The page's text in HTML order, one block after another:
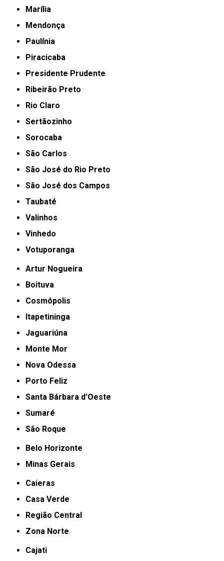
Marília
Mendonça
Paulínia
Piracicaba
Presidente Prudente
Ribeirão Preto
Rio Claro
Sertãozinho
Sorocaba
São Carlos
São José do Rio Preto
São José dos Campos
Taubaté
Valinhos
Vinhedo
Votuporanga
Artur Nogueira
Boituva
Cosmópolis
Itapetininga
Jaguariúna
Monte Mor
Nova Odessa
Porto Feliz
Santa Bárbara d'Oeste
Sumaré
São Roque
Belo Horizonte
Minas Gerais
Caieras
Casa Verde
Região Central
Zona Norte
Cajati